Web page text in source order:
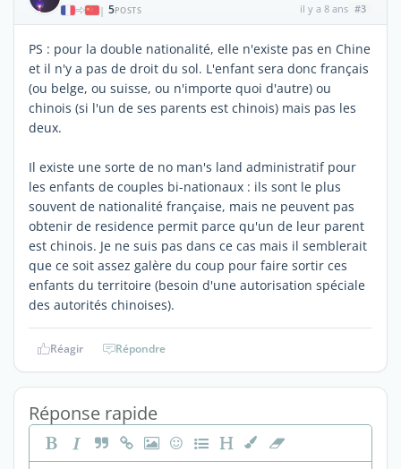
| 5POSTS il y a 8 ans #3
PS : pour la double nationalité, elle n'existe pas en Chine
et il n'y a pas de droit du sol. L'enfant sera donc français
(ou belge, ou suisse, ou n'importe quoi d'autre) ou
chinois (si l'un de ses parents est chinois) mais pas les
deux.
Il existe une sorte de no man's land administratif pour
les enfants de couples bi-nationaux : ils sont le plus
souvent de nationalité française, mais ne peuvent pas
obtenir de residence permit parce qu'un de leur parent
est chinois. Je ne suis pas dans ce cas mais il semblerait
que ce soit assez galère du coup pour faire sortir ces
enfants du territoire (besoin d'une autorisation spéciale
des autorités chinoises).
Réagir Répondre
Réponse rapide